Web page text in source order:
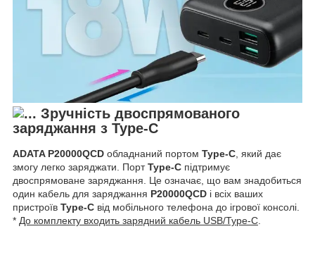
Зручність двоспрямованого
заряджання з Type-C
ADATA P20000QCD обладнаний портом Type-C , який дає
змогу легко заряджати. ПортType-C підтримує
двоспрямоване заряджання. Це означає, що вам знадобиться
один кабель для заряджання P20000QCD і всіх ваших
пристроїв Type-C від мобільного телефона до ігрової консолі.
* До комплекту входить зарядний кабель USB/Type-C